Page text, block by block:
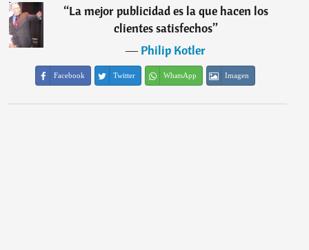
“La mejor publicidad es la que hacen los
clientes satisfechos”
―Philip Kotler
Facebook Twitter WhatsApp Imagen